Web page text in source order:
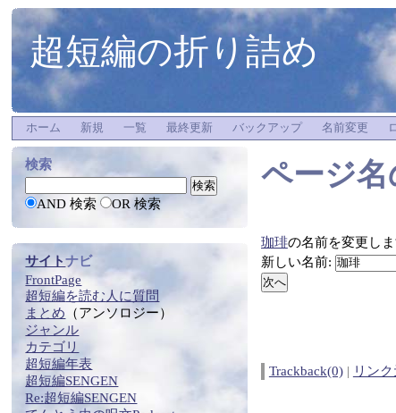
超短編の折り詰め
ホーム 新規 一覧 最終更新 バックアップ 名前変更
ページ名
珈琲の名前を変更しま
新しい名前:
Trackback(0)| リン
検索
AND 検索 OR 検索
サイトナビ
FrontPage
超短編を読む 人に質問
まとめ （アンソロジー）
ジャンル
カテゴリ
超短編年表
超短編SENGEN
Re:超短編SENGEN